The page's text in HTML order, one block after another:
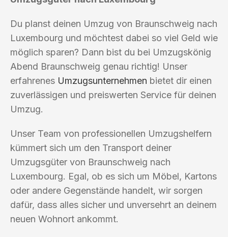
Du planst deinen Umzug von Braunschweig nach
Luxembourg und möchtest dabei so viel Geld wie
möglich sparen? Dann bist du bei Umzugskönig
Abend Braunschweig genau richtig! Unser
erfahrenes Umzugsunternehmen bietet dir einen
zuverlässigen und preiswerten Service für deinen
Umzug.
Unser Team von professionellen Umzugshelfern
kümmert sich um den Transport deiner
Umzugsgüter von Braunschweig nach
Luxembourg. Egal, ob es sich um Möbel, Kartons
oder andere Gegenstände handelt, wir sorgen
dafür, dass alles sicher und unversehrt an deinem
neuen Wohnort ankommt.